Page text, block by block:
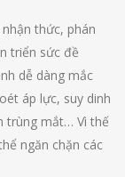
thức, phán
triển sức đề
dễ dàng mắc
áp lực, suy dinh
trùng mắt… Vì thế
ngăn chặn các